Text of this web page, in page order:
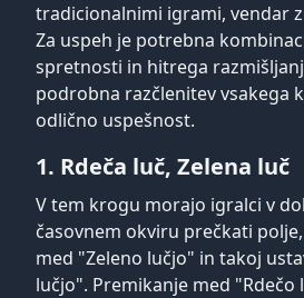
tradicionalnimi igrami, vendar
Za uspeh je potrebna
spretnosti in hitrega
podrobna razčlenitev vsakega
odlično uspešnost.
1. Rdeča luč, Zelena luč
V tem krogu morajo igralci v
časovnem okviru prečkati
med "Zeleno lučjo" in takoj
lučjo". Premikanje med "Rdečo